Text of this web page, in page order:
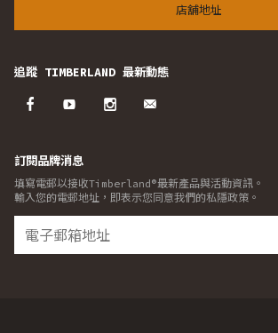
店舖地址
追蹤 TIMBERLAND 最新動態
訂閱品牌消息
填寫電郵以接收Timberland®最新產品與活動資訊。
輸入您的電郵地址，即表示您同意我們的私隱政策。